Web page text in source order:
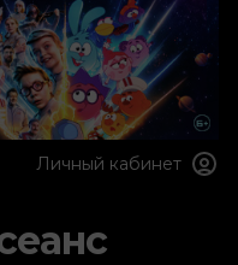
Личный кабинет